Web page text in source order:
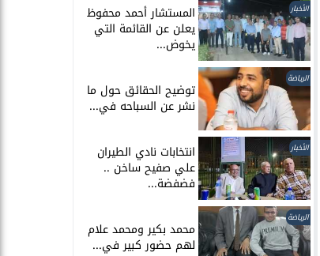
الأخبار المستشار أحمد محفوظ
يعلن عن القائمة التي
يخوض...
الرياضة
توضيح الحقائق حول ما
نشر عن السباحه في...
الأخبار انتخابات نادي الطيران
علي صفيح ساخن ..
فضفضة...
الرياضة
محمد بكير ومحمد علام
لهم حضور كبير في...